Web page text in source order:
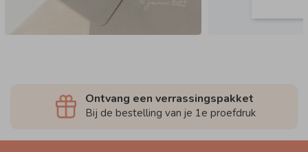
Ontvang een verrassingspakket
Bij de bestelling van je 1e proefdruk